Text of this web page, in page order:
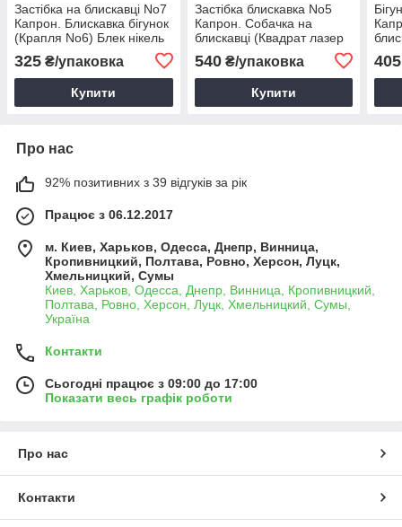
Застібка на блискавці No7
Капрон. Блискавка бігунок
(Крапля No6) Блек нікель
325 ₴/упаковка
Купити
Застібка блискавка No5
Капрон. Собачка на
блискавці (Квадрат лазер
No7) Блек нікель (100 шт.)
540₴/упаковка
Купити
405
Про нас
92% позитивних з 39 відгуків за рік
Працює з 06.12.2017
м. Киев, Харьков, Одесса, Днепр, Винница,
Кропивницкий, Полтава, Ровно, Херсон, Луцк,
Хмельницкий, Сумы
Киев, Харьков, Одесса, Днепр, Винница, Кропивницкий,
Полтава, Ровно, Херсон, Луцк, Хмельницкий, Сумы,
Україна
Контакти
Сьогодні працює з 09:00 до 17:00
Показати весь графік роботи
Про нас
Контакти